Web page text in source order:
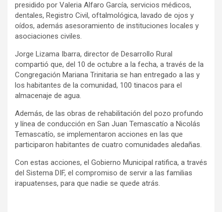
presidido por Valeria Alfaro García, servicios médicos,
dentales, Registro Civil, oftalmológica, lavado de ojos y
oídos, además asesoramiento de instituciones locales y
asociaciones civiles.
Jorge Lizama Ibarra, director de Desarrollo Rural
compartió que, del 10 de octubre a la fecha, a través de la
Congregación Mariana Trinitaria se han entregado a las y
los habitantes de la comunidad, 100 tinacos para el
almacenaje de agua.
Además, de las obras de rehabilitación del pozo profundo
y línea de conducción en San Juan Temascatío a Nicolás
Temascatío, se implementaron acciones en las que
participaron habitantes de cuatro comunidades aledañas.
Con estas acciones, el Gobierno Municipal ratifica, a través
del Sistema DIF, el compromiso de servir a las familias
irapuatenses, para que nadie se quede atrás.